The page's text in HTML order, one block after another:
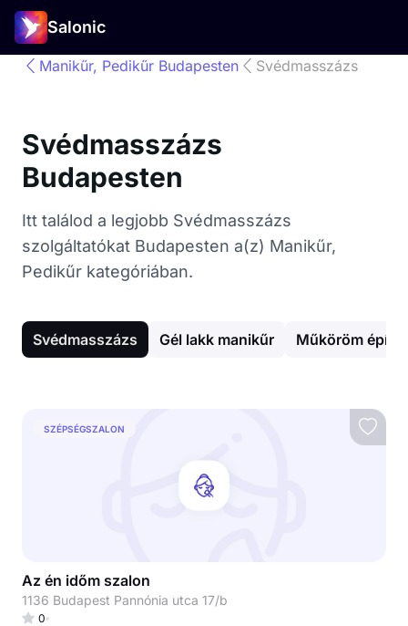
Salonic
Manikűr, Pedikűr Budapesten Svédmasszázs
Svédmasszázs
Budapesten
Itt találod a legjobb Svédmasszázs
szolgáltatókat Budapesten a(z) Manikűr,
Pedikűr kategóriában.
Svédmasszázs Gél lakk manikűr Műköröm
SZÉPSÉGSZALON
Az én időm szalon
1136 Budapest Pannónia utca 17/b
0